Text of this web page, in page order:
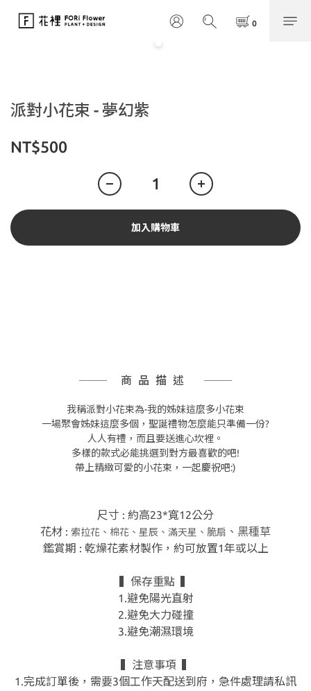
派對小花束 - 夢幻紫
NT$500
加入購物車
商品描述
我稱派對小花束為-我的姊妹這麼多小花束
一場聚會姊妹這麼多個，聖誕禮物怎麼能只準備一份?
人人有禮，而且要送進心坎裡。
多樣的款式必能挑選到對方最喜歡的吧!
帶上精緻可愛的小花束，一起慶祝吧:)
尺寸 : 約高23*寬12公分
花材 : 索拉花、棉花、星辰、滿天星、脆扇 、黑種草
鑑賞期 : 乾燥花素材製作，約可放置1年或以上
▍保存重點 ▍
1.避免陽光直射
2.避免大力碰撞
3.避免潮濕環境
▍注意事項 ▍
1.完成訂單後，需要3個工作天配送到府，急件處理請私訊